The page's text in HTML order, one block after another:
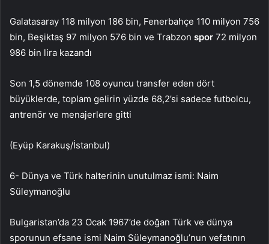
Galatasaray 118 milyon 186 bin, Fenerbahçe 110 milyon 756
bin, Beşiktaş 97 milyon 576 bin ve Trabzon spor 72 milyon
986 bin lira kazandı
Son 1,5 dönemde 108 oyuncu transfer eden dört
büyüklerde, toplam gelirin yüzde 68,2’si sadece futbolcu,
antrenör ve menajerlere gitti
(Eyüp Karakuş/İstanbul)
6- Dünya ve Türk halterinin unutulmaz ismi: Naim
Süleymanoğlu
Bulgaristan’da 23 Ocak 1967’de doğan Türk ve dünya
sporunun efsane ismi Naim Süleymanoğlu’nun vefatının